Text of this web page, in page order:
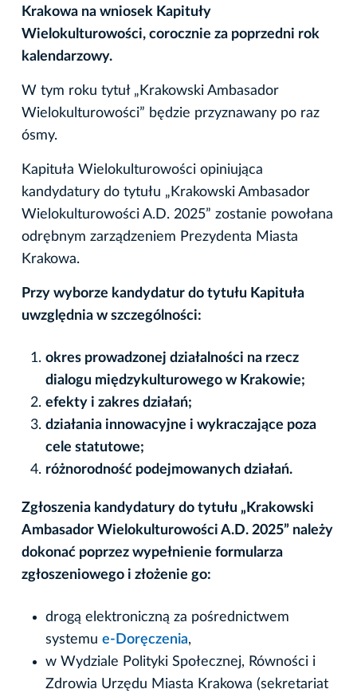
Krakowa na wniosek Kapituły
Wielokulturowości, corocznie za poprzedni rok
kalendarzowy.
W tym roku tytuł „Krakowski Ambasador
Wielokulturowości” będzie przyznawany po raz
ósmy.
Kapituła Wielokulturowości opiniująca
kandydatury do tytułu „Krakowski Ambasador
Wielokulturowości A.D. 2025” zostanie powołana
odrębnym zarządzeniem Prezydenta Miasta
Krakowa.
Przy wyborze kandydatur do tytułu Kapituła
uwzględnia w szczególności:
okres prowadzonej działalności na rzecz
dialogu międzykulturowego w Krakowie;
efekty i zakres działań;
działania innowacyjne i wykraczające poza
cele statutowe;
różnorodność podejmowanych działań.
Zgłoszenia kandydatury do tytułu „Krakowski
Ambasador Wielokulturowości A.D. 2025” należy
dokonać poprzez wypełnienie formularza
zgłoszeniowego i złożenie go:
drogą elektroniczną za pośrednictwem
systemu e-Doręczenia,
w Wydziale Polityki Społecznej, Równości i
Zdrowia Urzędu Miasta Krakowa (sekretariat